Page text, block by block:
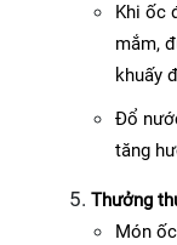
Khi ốc
mắm,
khuấy
Đổ
tăng
Thưởng
Món